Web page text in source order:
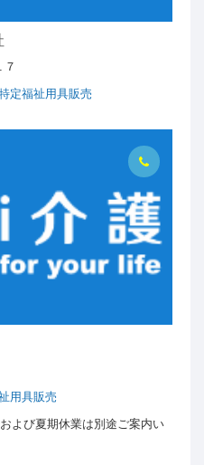
７
定福祉用具販売
用具販売
よび夏期休業は別途ご案内い